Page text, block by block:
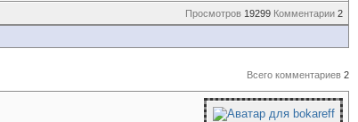
Просмотров 19299 Комментарии 2
Всего комментариев 2